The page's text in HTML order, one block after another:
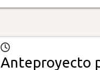
Anteproyecto